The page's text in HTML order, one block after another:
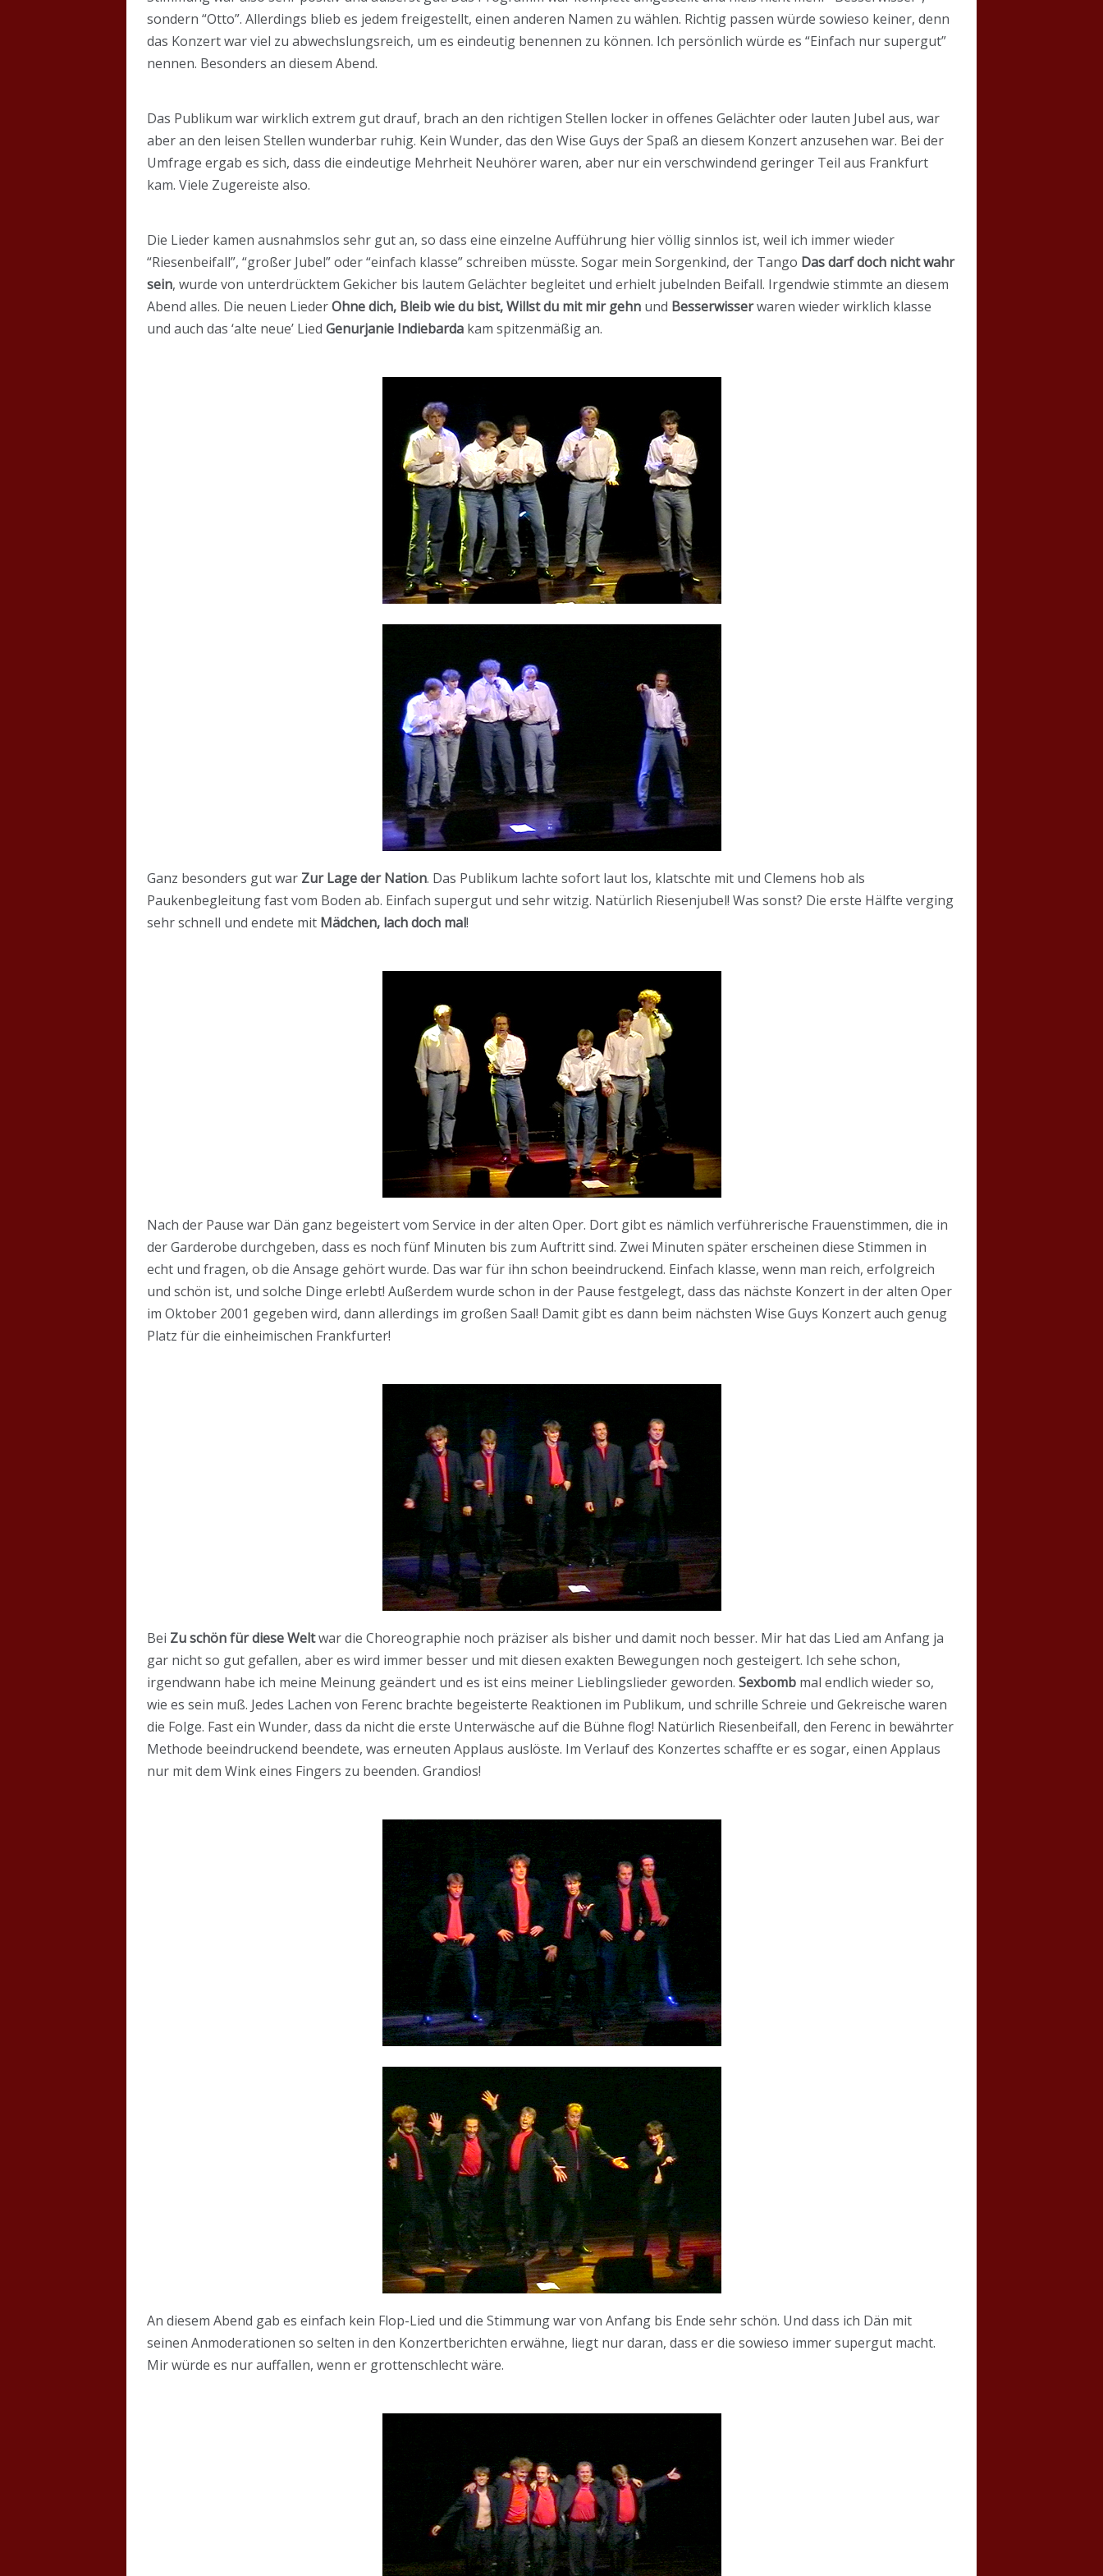
sondern “Otto”. Allerdings blieb es jedem freigestellt, einen anderen Namen zu wählen. Richtig passen würde sowieso keiner, denn
das Konzert war viel zu abwechslungsreich, um es eindeutig benennen zu können. Ich persönlich würde es “Einfach nur supergut”
nennen. Besonders an diesem Abend.
Das Publikum war wirklich extrem gut drauf, brach an den richtigen Stellen locker in offenes Gelächter oder lauten Jubel aus, war
aber an den leisen Stellen wunderbar ruhig. Kein Wunder, das den Wise Guys der Spaß an diesem Konzert anzusehen war. Bei der
Umfrage ergab es sich, dass die eindeutige Mehrheit Neuhörer waren, aber nur ein verschwindend geringer Teil aus Frankfurt
kam. Viele Zugereiste also.
Die Lieder kamen ausnahmslos sehr gut an, so dass eine einzelne Aufführung hier völlig sinnlos ist, weil ich immer wieder
“Riesenbeifall”, “großer Jubel” oder “einfach klasse” schreiben müsste. Sogar mein Sorgenkind, der Tango Das darf doch nicht wahr
sein, wurde von unterdrücktem Gekicher bis lautem Gelächter begleitet und erhielt jubelnden Beifall. Irgendwie stimmte an diesem
Abend alles. Die neuen LiederOhne dich, Bleib wie du bist, Willst du mit mir gehn und Besserwisserwaren wieder wirklich klasse
und auch das ‘alte neue’ LiedGenurjanie Indiebarda kam spitzenmäßig an.
Ganz besonders gut war Zur Lage der Nation. Das Publikum lachte sofort laut los, klatschte mit und Clemens hob als
Paukenbegleitung fast vom Boden ab. Einfach supergut und sehr witzig. Natürlich Riesenjubel! Was sonst? Die erste Hälfte verging
sehr schnell und endete mit Mädchen, lach doch mal!
Nach der Pause war Dän ganz begeistert vom Service in der alten Oper. Dort gibt es nämlich verführerische Frauenstimmen, die in
der Garderobe durchgeben, dass es noch fünf Minuten bis zum Auftritt sind. Zwei Minuten später erscheinen diese Stimmen in
echt und fragen, ob die Ansage gehört wurde. Das war für ihn schon beeindruckend. Einfach klasse, wenn man reich, erfolgreich
und schön ist, und solche Dinge erlebt! Außerdem wurde schon in der Pause festgelegt, dass das nächste Konzert in der alten Oper
im Oktober 2001 gegeben wird, dann allerdings im großen Saal! Damit gibt es dann beim nächsten Wise Guys Konzert auch genug
Platz für die einheimischen Frankfurter!
Bei Zu schön für diese Weltwar die Choreographie noch präziser als bisher und damit noch besser. Mir hat das Lied am Anfang ja
gar nicht so gut gefallen, aber es wird immer besser und mit diesen exakten Bewegungen noch gesteigert. Ich sehe schon,
irgendwann habe ich meine Meinung geändert und es ist eins meiner Lieblingslieder geworden.Sexbomb mal endlich wieder so,
wie es sein muß. Jedes Lachen von Ferenc brachte begeisterte Reaktionen im Publikum, und schrille Schreie und Gekreische waren
die Folge. Fast ein Wunder, dass da nicht die erste Unterwäsche auf die Bühne flog! Natürlich Riesenbeifall, den Ferenc in bewährter
Methode beeindruckend beendete, was erneuten Applaus auslöste. Im Verlauf des Konzertes schaffte er es sogar, einen Applaus
nur mit dem Wink eines Fingers zu beenden. Grandios!
An diesem Abend gab es einfach kein Flop-Lied und die Stimmung war von Anfang bis Ende sehr schön. Und dass ich Dän mit
seinen Anmoderationen so selten in den Konzertberichten erwähne, liegt nur daran, dass er die sowieso immer supergut macht.
Mir würde es nur auffallen, wenn er grottenschlecht wäre.